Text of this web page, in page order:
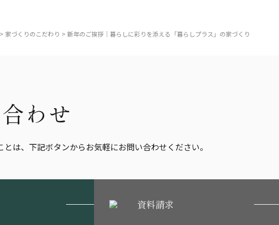
> 家づくりのこだわり > 新年のご挨拶｜暮らしに彩りを添える「暮らしプラス」の家づくり
わせ
は、下記ボタンからお気軽にお問い合わせください。
資料請求